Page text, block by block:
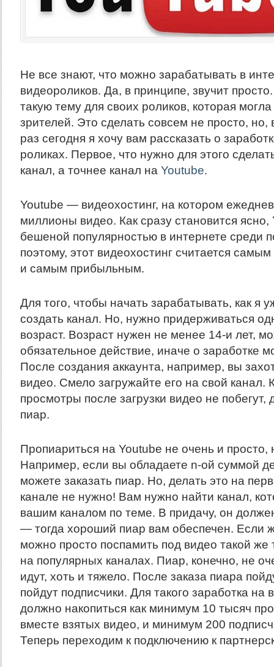
Не все знают, что можно зарабатывать в
видеороликов. Да, в принципе, звучит
такую тему для своих роликов, которая
зрителей. Это сделать совсем не просто, но,
раз сегодня я хочу вам рассказать о
роликах. Первое, что нужно для этого
канал, а точнее канал на Youtube.
Youtube — видеохостинг, на котором
миллионы видео. Как сразу становится ясно,
бешеной популярностью в интернете среди
поэтому, этот видеохостинг считается
и самым прибыльным.
Для того, чтобы начать зарабатывать, как я
создать канал. Но, нужно придерживаться
возраст. Возраст нужен не менее 14-и лет,
обязательное действие, иначе о заработке
После создания аккаунта, например, вы
видео. Смело загружайте его на свой канал.
просмотры после загрузки видео не побегут,
пиар.
Пропиариться на Youtube не очень и просто,
Например, если вы обладаете n-ой суммой
можете заказать пиар. Но, делать это на
канале не нужно! Вам нужно найти канал,
вашим каналом по теме. В придачу, он
— тогда хороший пиар вам обеспечен. Если
можно просто поспамить под видео такой же
на популярных каналах. Пиар, конечно, не
идут, хоть и тяжело. После заказа пиара
пойдут подписчики. Для такого заработка на
должно накопиться как минимум 10 тысяч
вместе взятых видео, и минимум 200
Теперь переходим к подключению к